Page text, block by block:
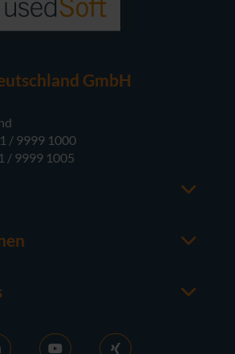
GmbH
/ 9999 1000
/ 9999 1005